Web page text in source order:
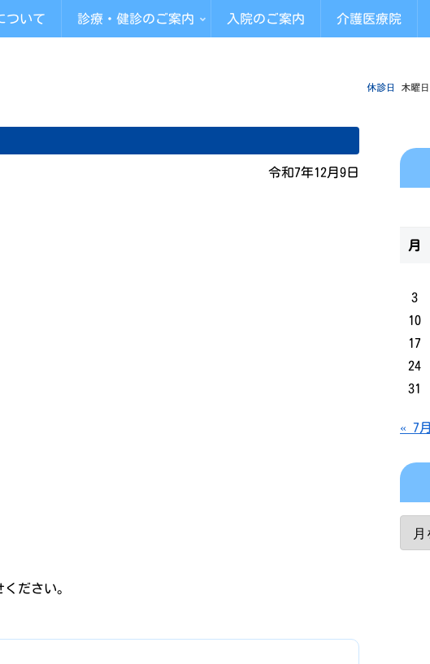
ついて 診療・健診のご案内 入院のご案内 介護医療院
令和7年12月9日
ださい。
月
3
10
17
24
31
« 7月